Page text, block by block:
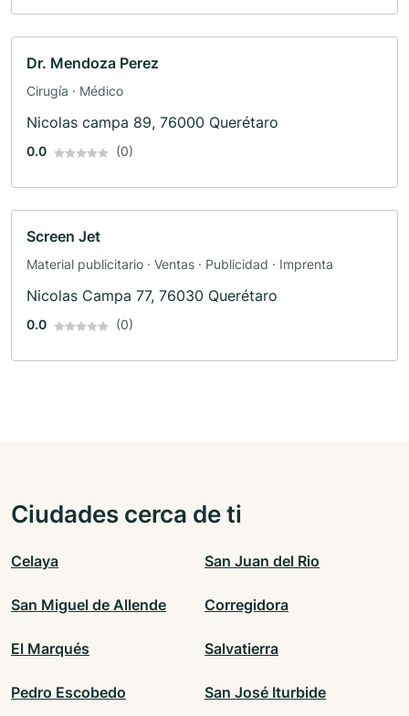
Dr. Mendoza Perez
Cirugía · Médico
Nicolas campa 89, 76000 Querétaro
0.0 (0)
Screen Jet
Material publicitario · Ventas · Publicidad · Imprenta
Nicolas Campa 77, 76030 Querétaro
0.0 (0)
Ciudades cerca de ti
Celaya San Juan del Rio
San Miguel de Allende Corregidora
El Marqués Salvatierra
Pedro Escobedo San José Iturbide